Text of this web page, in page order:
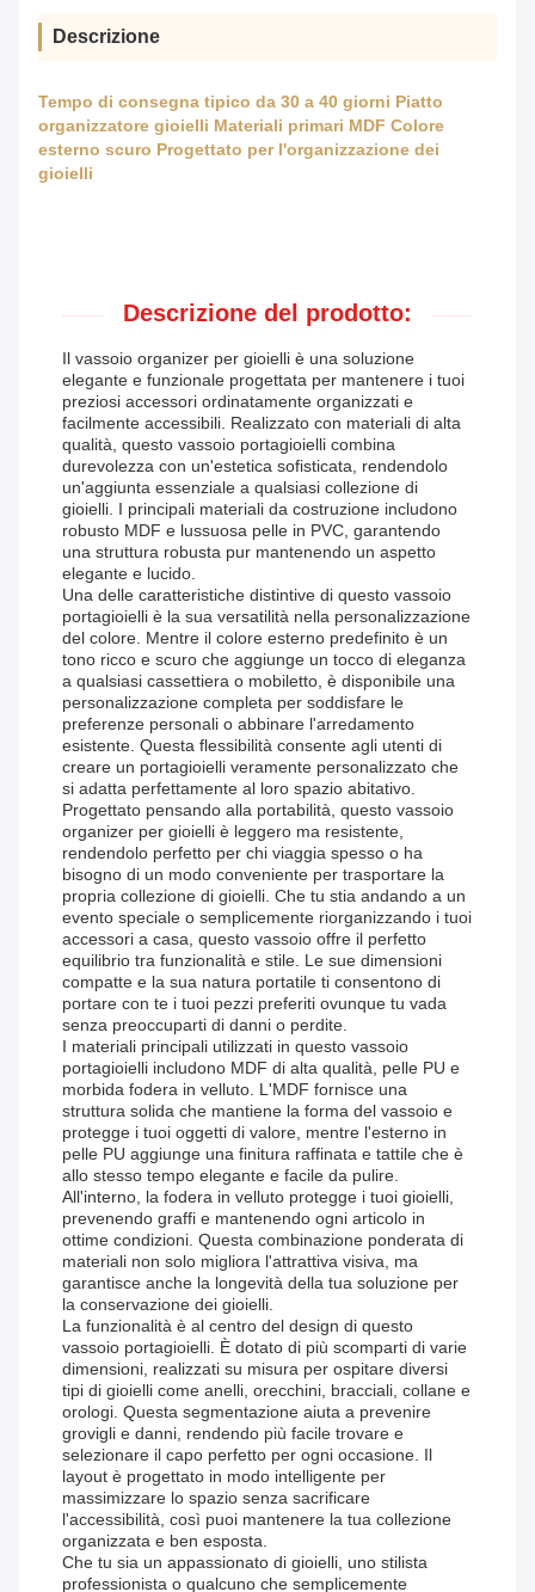
Descrizione
Tempo di consegna tipico da 30 a 40 giorni Piatto
organizzatore gioielli Materiali primari MDF Colore
esterno scuro Progettato per l'organizzazione dei
gioielli
Descrizione del prodotto:
Il vassoio organizer per gioielli è una soluzione
elegante e funzionale progettata per mantenere i tuoi
preziosi accessori ordinatamente organizzati e
facilmente accessibili. Realizzato con materiali di alta
qualità, questo vassoio portagioielli combina
durevolezza con un'estetica sofisticata, rendendolo
un'aggiunta essenziale a qualsiasi collezione di
gioielli. I principali materiali da costruzione includono
robusto MDF e lussuosa pelle in PVC, garantendo
una struttura robusta pur mantenendo un aspetto
elegante e lucido.
Una delle caratteristiche distintive di questo vassoio
portagioielli è la sua versatilità nella personalizzazione
del colore. Mentre il colore esterno predefinito è un
tono ricco e scuro che aggiunge un tocco di eleganza
a qualsiasi cassettiera o mobiletto, è disponibile una
personalizzazione completa per soddisfare le
preferenze personali o abbinare l'arredamento
esistente. Questa flessibilità consente agli utenti di
creare un portagioielli veramente personalizzato che
si adatta perfettamente al loro spazio abitativo.
Progettato pensando alla portabilità, questo vassoio
organizer per gioielli è leggero ma resistente,
rendendolo perfetto per chi viaggia spesso o ha
bisogno di un modo conveniente per trasportare la
propria collezione di gioielli. Che tu stia andando a un
evento speciale o semplicemente riorganizzando i tuoi
accessori a casa, questo vassoio offre il perfetto
equilibrio tra funzionalità e stile. Le sue dimensioni
compatte e la sua natura portatile ti consentono di
portare con te i tuoi pezzi preferiti ovunque tu vada
senza preoccuparti di danni o perdite.
I materiali principali utilizzati in questo vassoio
portagioielli includono MDF di alta qualità, pelle PU e
morbida fodera in velluto. L'MDF fornisce una
struttura solida che mantiene la forma del vassoio e
protegge i tuoi oggetti di valore, mentre l'esterno in
pelle PU aggiunge una finitura raffinata e tattile che è
allo stesso tempo elegante e facile da pulire.
All'interno, la fodera in velluto protegge i tuoi gioielli,
prevenendo graffi e mantenendo ogni articolo in
ottime condizioni. Questa combinazione ponderata di
materiali non solo migliora l'attrattiva visiva, ma
garantisce anche la longevità della tua soluzione per
la conservazione dei gioielli.
La funzionalità è al centro del design di questo
vassoio portagioielli. È dotato di più scomparti di varie
dimensioni, realizzati su misura per ospitare diversi
tipi di gioielli come anelli, orecchini, bracciali, collane e
orologi. Questa segmentazione aiuta a prevenire
grovigli e danni, rendendo più facile trovare e
selezionare il capo perfetto per ogni occasione. Il
layout è progettato in modo intelligente per
massimizzare lo spazio senza sacrificare
l'accessibilità, così puoi mantenere la tua collezione
organizzata e ben esposta.
Che tu sia un appassionato di gioielli, uno stilista
professionista o qualcuno che semplicemente